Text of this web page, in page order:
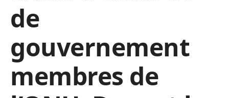
de
gouvernement
membres de